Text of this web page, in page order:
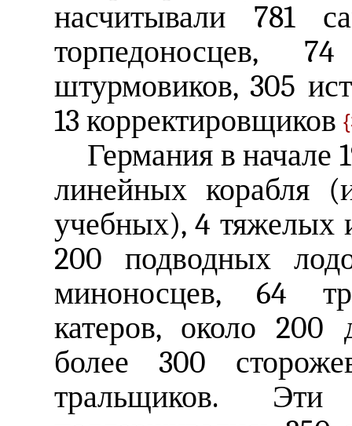
насчитывали 781
торпедоносцев,
штурмовиков, 305
13 корректировщиков
Германия в начале
линейных корабля
учебных), 4 тяжелых
200 подводных
миноносцев, 64
катеров, около 200
более 300
тральщиков.